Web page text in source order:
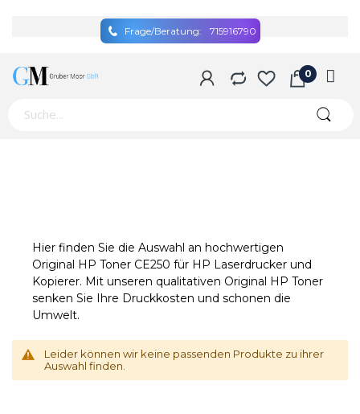
Frage/Beratung: 715916790
Hier finden Sie die Auswahl an hochwertigen
Original HP Toner CE250 für HP Laserdrucker und
Kopierer. Mit unseren qualitativen Original HP Toner
senken Sie Ihre Druckkosten und schonen die
Umwelt.
Leider können wir keine passenden Produkte zu ihrer
Auswahl finden.